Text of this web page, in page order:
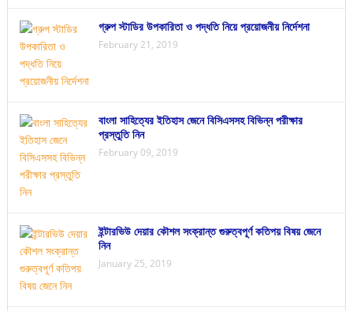
গ্রুপ স্টাডির উপকারিতা ও পদ্ধতি নিয়ে প্রয়োজনীয় নির্দেশনা
February 21, 2019
বাংলা সাহিত্যের ইতিহাস জেনে বিসিএসসহ বিভিন্ন পরীক্ষার
প্রস্তুতি নিন
February 09, 2019
ইন্টারভিউ দেয়ার কৌশল সংক্রান্ত গুরুত্বপূর্ণ কতিপয় বিষয় জেনে
নিন
January 25, 2019